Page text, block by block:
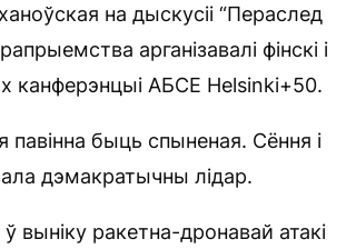
на дыскусіі “Пераслед
арганізавалі фінскі і
канферэнцыі АБСЕ Helsinki+50.
быць спыненая. Сёння і
дэмакратычны лідар.
выніку ракетна-дронавай атакі